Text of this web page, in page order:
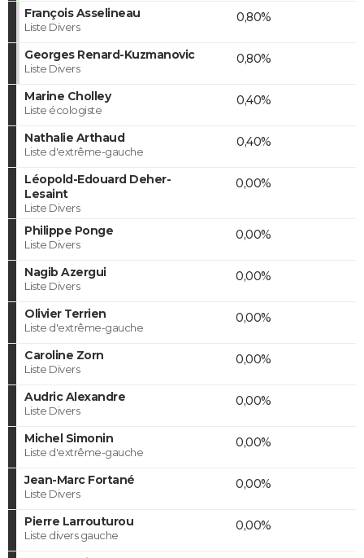
François Asselineau
Liste Divers
0,80%
Georges Renard-Kuzmanovic
Liste Divers
0,80%
Marine Cholley
Liste écologiste
0,40%
Nathalie Arthaud
Liste d'extrême-gauche
0,40%
Léopold-Edouard Deher-
Lesaint
Liste Divers
0,00%
Philippe Ponge
Liste Divers
0,00%
Nagib Azergui
Liste Divers
0,00%
Olivier Terrien
Liste d'extrême-gauche
0,00%
Caroline Zorn
Liste Divers
0,00%
Audric Alexandre
Liste Divers
0,00%
Michel Simonin
Liste d'extrême-gauche
0,00%
Jean-Marc Fortané
Liste Divers
0,00%
Pierre Larrouturou
Liste divers gauche
0,00%